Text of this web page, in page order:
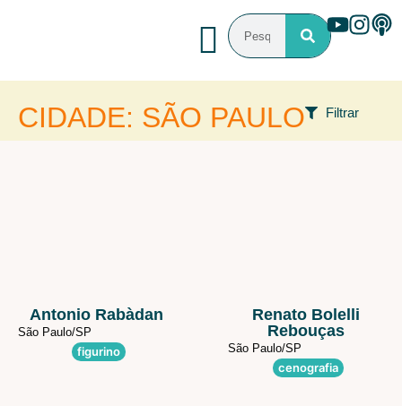
CIDADE: SÃO PAULO Filtrar
Estado
Antonio Rabàdan
São Paulo/SP
figurino
Renato Bolelli
Rebouças
São Paulo/SP
cenografia